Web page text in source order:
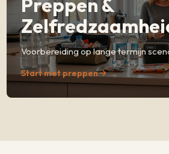
Preppen &
Voorbereiding op lange termijn
Start met preppen